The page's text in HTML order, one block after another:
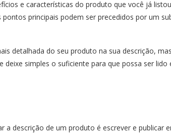
e características do produto que você já
principais podem ser precedidos por um
detalhada do seu produto na sua descrição,
deixe simples o suficiente para que possa ser
a descrição de um produto é escrever e publicar